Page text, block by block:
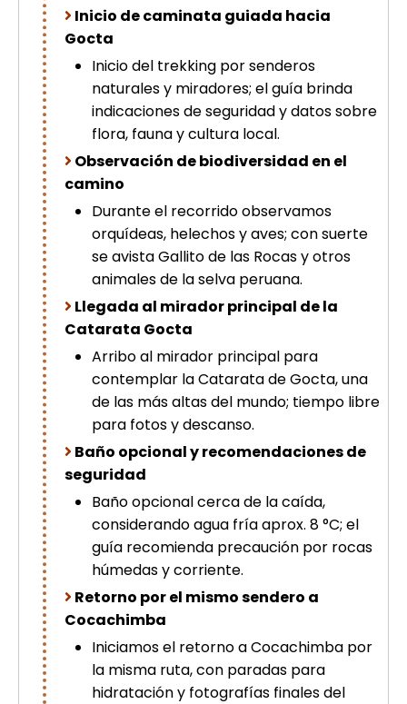
Inicio de caminata guiada hacia
Gocta
Inicio del trekking por senderos
naturales y miradores; el guía brinda
indicaciones de seguridad y datos sobre
flora, fauna y cultura local.
Observación de biodiversidad en el
camino
Durante el recorrido observamos
orquídeas, helechos y aves; con suerte
se avista Gallito de las Rocas y otros
animales de la selva peruana.
Llegada al mirador principal de la
Catarata Gocta
Arribo al mirador principal para
contemplar la Catarata de Gocta, una
de las más altas del mundo; tiempo libre
para fotos y descanso.
Baño opcional y recomendaciones de
seguridad
Baño opcional cerca de la caída,
considerando agua fría aprox. 8 °C; el
guía recomienda precaución por rocas
húmedas y corriente.
Retorno por el mismo sendero a
Cocachimba
Iniciamos el retorno a Cocachimba por
la misma ruta, con paradas para
hidratación y fotografías finales del